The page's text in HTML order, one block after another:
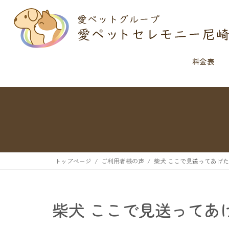
料金表
トップページ ご利用者様の声 柴犬 ここで見送ってあげ
柴犬 ここで見送ってあ